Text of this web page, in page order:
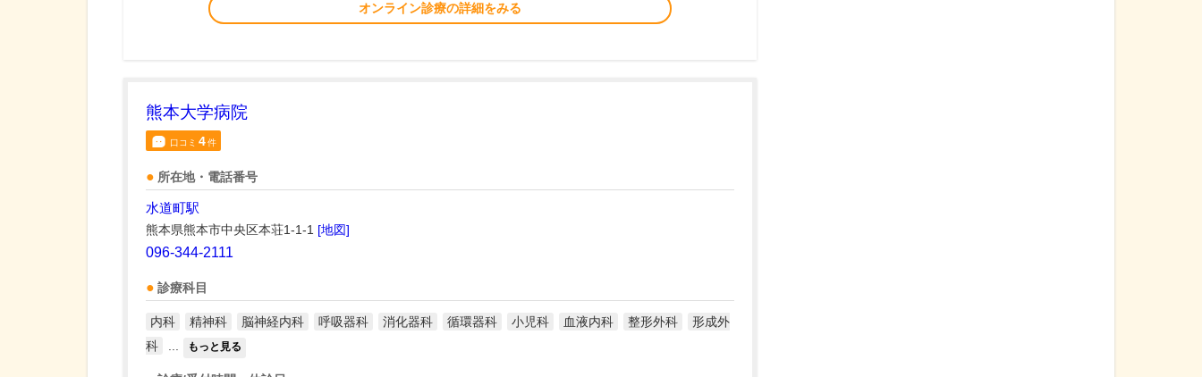
オンライン診療の詳細をみる
熊本大学病院
口コミ 4件
所在地・電話番号
水道町駅
熊本県熊本市中央区本荘1-1-1 [地図]
096-344-2111
診療科目
内科 精神科 脳神経内科 呼吸器科 消化器科 循環器科 小児科 血液内科 整形外科
形成外
科
もっと見る